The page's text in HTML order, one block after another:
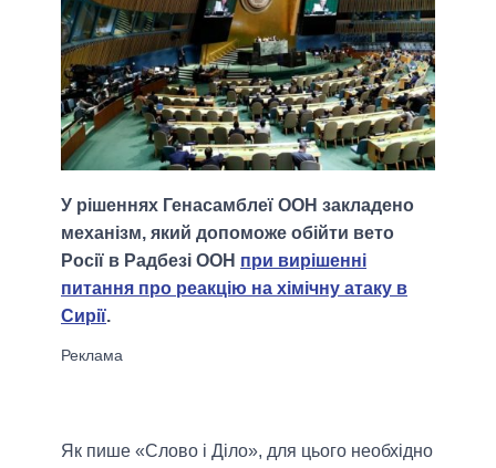
У рішеннях Генасамблеї ООН закладено
механізм, який допоможе обійти вето
Росії в Радбезі ООН при вирішенні
питання про реакцію на хімічну атаку в
Сирії.
Як пише «Слово і Діло», для цього необхідно